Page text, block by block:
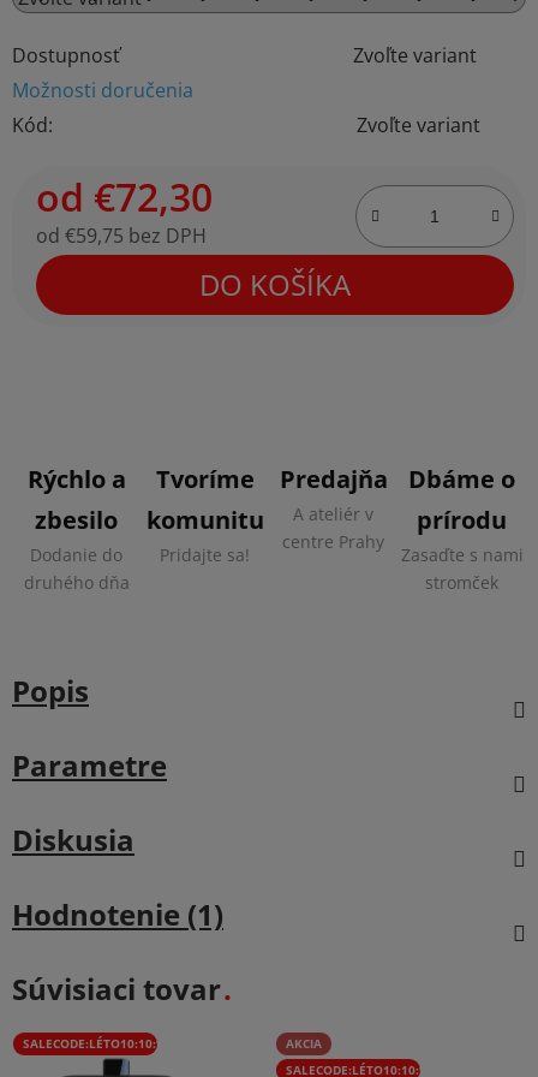
Dostupnosť
Zvoľte variant
Možnosti doručenia
Kód:
Zvoľte variant
od €72,30
od €59,75 bez DPH
Jednotková cena:
DO KOŠÍKA
Rýchlo a
zbesilo
Dodanie do
druhého dňa
Tvoríme
komunitu
Pridajte sa!
Predajňa
A ateliér v
centre Prahy
Dbáme o
prírodu
Zasaďte s nami
stromček
Popis
Parametre
Diskusia
Hodnotenie (1)
Súvisiaci tovar
SALECODE:LÉTO10:10:%
AKCIA
SALECODE:LÉTO10:10:%